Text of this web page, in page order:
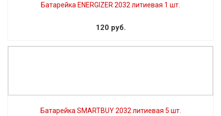
Батарейка ENERGIZER 2032 литиевая 1 шт.
120 руб.
Батарейка SMARTBUY 2032 литиевая 5 шт.